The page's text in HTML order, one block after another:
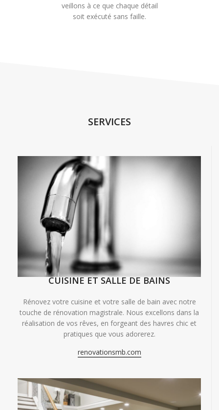
veillons à ce que chaque détail
soit exécuté sans faille.
SERVICES
CUISINE ET SALLE DE BAINS
Rénovez votre cuisine et votre salle de bain avec notre
touche de rénovation magistrale. Nous excellons dans la
réalisation de vos rêves, en forgeant des havres chic et
pratiques que vous adorerez.
renovationsmb.com